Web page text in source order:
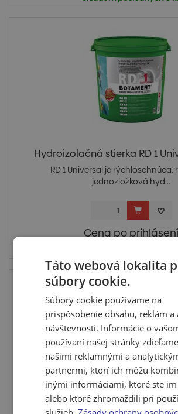
Hydroizolačná stierka RD 1
RD 1 Universal je rýchloschnúca,
jednozložková hyd...
Cena po prihlásení
Hydroizolačná stierka RD 1
Táto webová lokalita
súbory cookie.
Súbory cookie používame na
prispôsobenie obsahu, reklám a
návštevnosti. Informácie o
používaní našej stránky
našimi reklamnými a
partnermi, ktorí ich môžu
inými informáciami, ktoré ste
alebo ktoré zhromaždili pri